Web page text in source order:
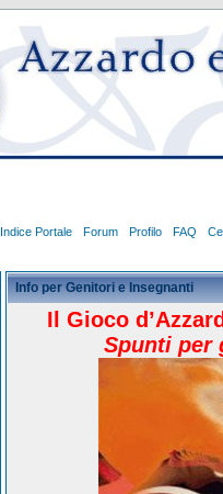
Indice Portale Forum Profilo FAQ
Info per Genitori e Insegnanti
Il Gioco
Spunti per